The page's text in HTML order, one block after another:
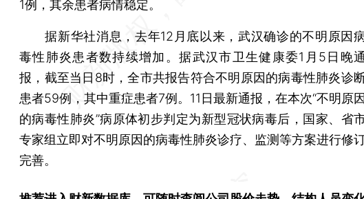
1例，其余患者病情稳定。
据新华社消息，去年12月底以来，武汉确诊的不明原因
毒性肺炎患者数持续增加。据武汉市卫生健康委1月5日晚通
报，截至当日8时，全市共报告符合不明原因的病毒性肺炎诊
患者59例，其中重症患者7例。11日最新通报，在本次“不明原因
的病毒性肺炎”病原体初步判定为新型冠状病毒后，国家、省
专家组立即对不明原因的病毒性肺炎诊疗、监测等方案进行修
完善。